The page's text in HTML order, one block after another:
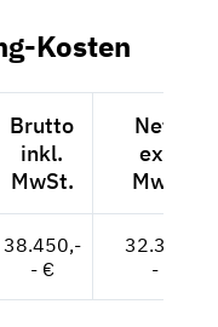
Kosten
Brutto
inkl.
MwSt.
Netto
exkl.
MwSt.
38.450,-
- €
32.311,-
- €